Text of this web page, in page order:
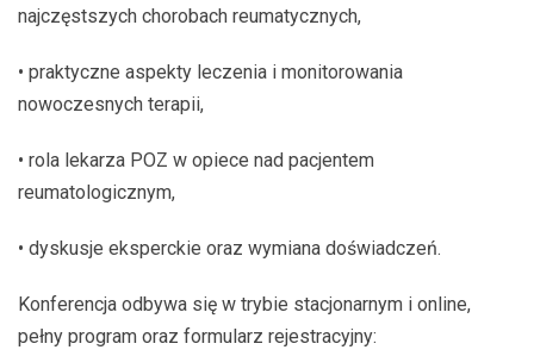
najczęstszych chorobach reumatycznych,
• praktyczne aspekty leczenia i monitorowania
nowoczesnych terapii,
• rola lekarza POZ w opiece nad pacjentem
reumatologicznym,
• dyskusje eksperckie oraz wymiana doświadczeń.
Konferencja odbywa się w trybie stacjonarnym i online,
pełny program oraz formularz rejestracyjny: